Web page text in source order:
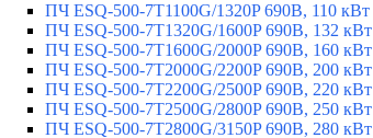
ПЧ ESQ-500-7T1100G/1320P 690В, 110 кВт
ПЧ ESQ-500-7T1320G/1600P 690В, 132 кВт
ПЧ ESQ-500-7T1600G/2000P 690В, 160 кВт
ПЧ ESQ-500-7T2000G/2200P 690В, 200 кВт
ПЧ ESQ-500-7T2200G/2500P 690В, 220 кВт
ПЧ ESQ-500-7T2500G/2800P 690В, 250 кВт
ПЧ ESQ-500-7T2800G/3150P 690В, 280 кВт